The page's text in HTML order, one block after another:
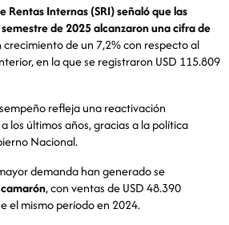
Rentas Internas (SRI) señaló que las
de 2025 alcanzaron una cifra de
crecimiento de un 7,2% con respecto al
en la que se registraron USD 115.809
refleja una reactivación
los últimos años, gracias a la política
Nacional.
demanda han generado se
, con ventas de USD 48.390
el mismo período en 2024.